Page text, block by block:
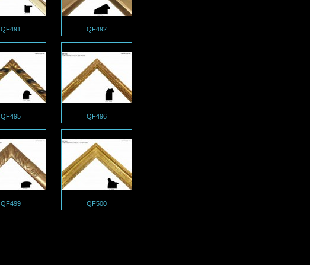
QF491 QF492
QF495 QF496
QF499 QF500